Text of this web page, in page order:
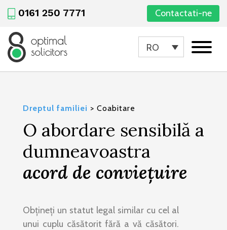
0161 250 7771 Contactati-ne
RO
Dreptul familiei > Coabitare
O abordare sensibilă a
dumneavoastra
acord de conviețuire
Obțineți un statut legal similar cu cel al
unui cuplu căsătorit fără a vă căsători.